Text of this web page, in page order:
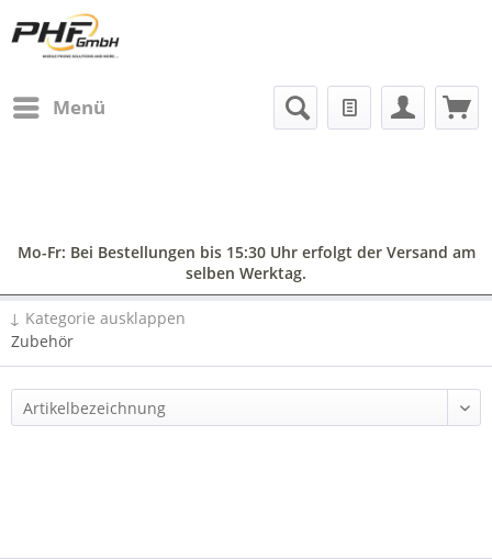
Menü
Mo-Fr: Bei Bestellungen bis 15:30 Uhr erfolgt der Versand am
selben Werktag.
↓ Kategorie ausklappen
Zubehör